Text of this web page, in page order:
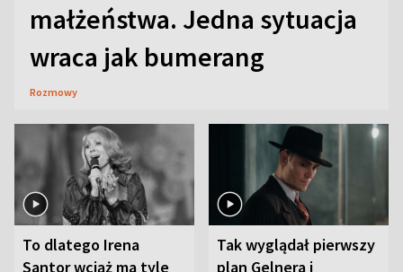
małżeństwa. Jedna sytuacja
wraca jak bumerang
Rozmowy
To dlatego Irena
Santor wciąż ma tyle
Tak wyglądał pierwszy
plan Gelnera i